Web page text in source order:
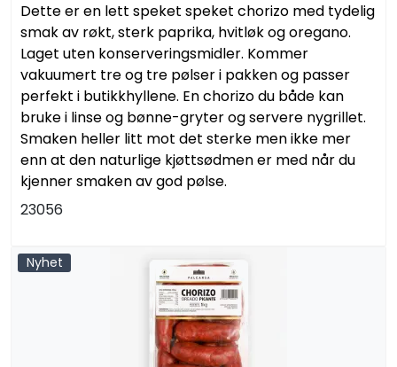
Dette er en lett speket speket chorizo med tydelig
smak av røkt, sterk paprika, hvitløk og oregano.
Laget uten konserveringsmidler. Kommer
vakuumert tre og tre pølser i pakken og passer
perfekt i butikkhyllene. En chorizo du både kan
bruke i linse og bønne-gryter og servere nygrillet.
Smaken heller litt mot det sterke men ikke mer
enn at den naturlige kjøttsødmen er med når du
kjenner smaken av god pølse.
23056
Nyhet